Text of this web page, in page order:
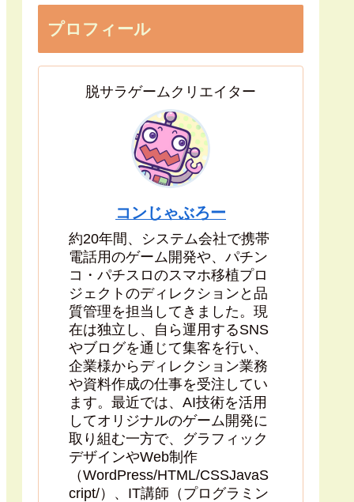
プロフィール
脱サラゲームクリエイター
コンじゃぶろー
約20年間、システム会社で携帯
電話用のゲーム開発や、パチン
コ・パチスロのスマホ移植プロ
ジェクトのディレクションと品
質管理を担当してきました。現
在は独立し、自ら運用するSNS
やブログを通じて集客を行い、
企業様からディレクション業務
や資料作成の仕事を受注してい
ます。最近では、AI技術を活用
してオリジナルのゲーム開発に
取り組む一方で、グラフィック
デザインやWeb制作
（WordPress/HTML/CSSJavaS
cript/）、IT講師（プログラミン